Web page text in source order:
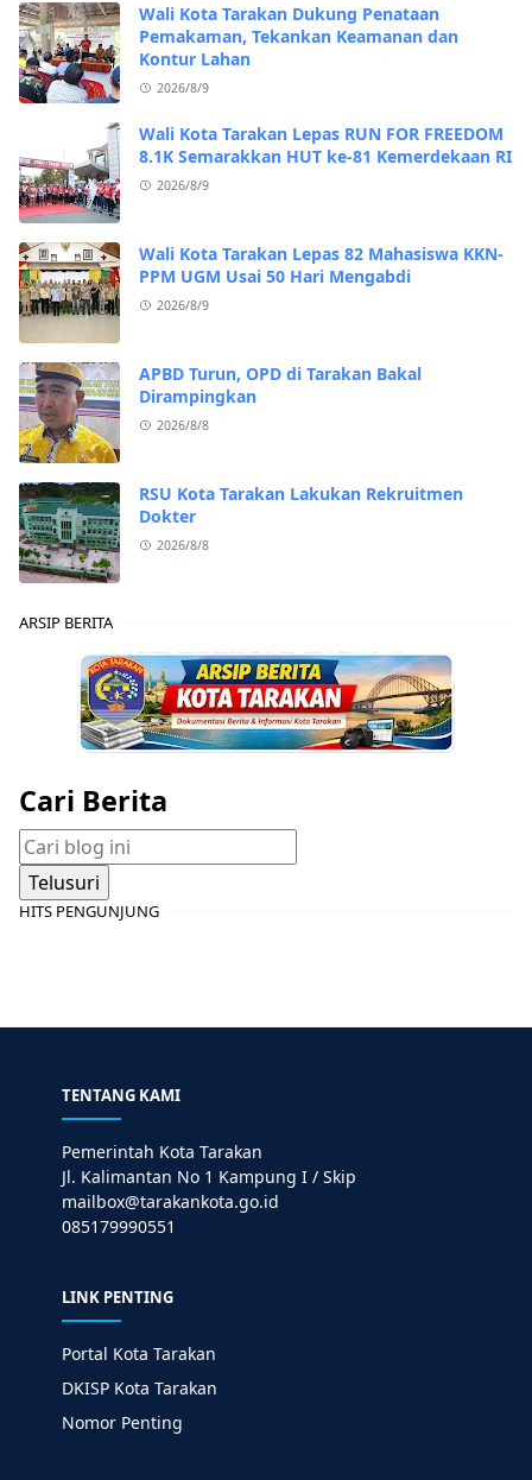
Wali Kota Tarakan Dukung Penataan
Pemakaman, Tekankan Keamanan dan
Kontur Lahan
2026/8/9
Wali Kota Tarakan Lepas RUN FOR FREEDOM
8.1K Semarakkan HUT ke-81 Kemerdekaan RI
2026/8/9
Wali Kota Tarakan Lepas 82 Mahasiswa KKN-
PPM UGM Usai 50 Hari Mengabdi
2026/8/9
APBD Turun, OPD di Tarakan Bakal
Dirampingkan
2026/8/8
RSU Kota Tarakan Lakukan Rekruitmen
Dokter
2026/8/8
ARSIP BERITA
Cari Berita
HITS PENGUNJUNG
TENTANG KAMI
Pemerintah Kota Tarakan
Jl. Kalimantan No 1 Kampung I / Skip
mailbox@tarakankota.go.id
085179990551
LINK PENTING
Portal Kota Tarakan
DKISP Kota Tarakan
Nomor Penting